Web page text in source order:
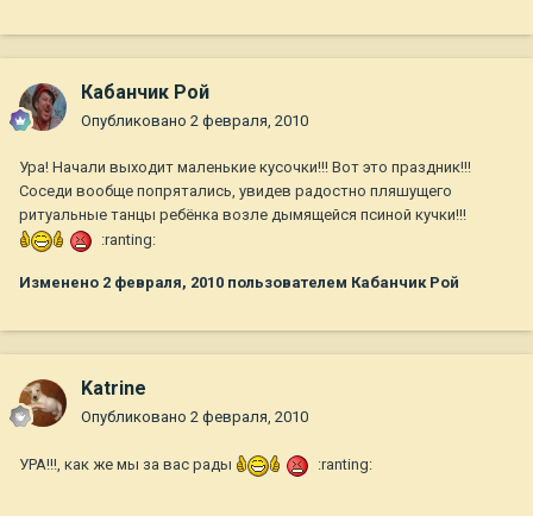
Кабанчик Рой
Опубликовано 2 февраля, 2010
Ура! Начали выходит маленькие кусочки!!! Вот это праздник!!!
Соседи вообще попрятались, увидев радостно пляшущего
ритуальные танцы ребёнка возле дымящейся псиной кучки!!!
:ranting:
Изменено 2 февраля, 2010 пользователем Кабанчик Рой
Katrine
Опубликовано 2 февраля, 2010
УРА!!!, как же мы за вас рады :ranting: